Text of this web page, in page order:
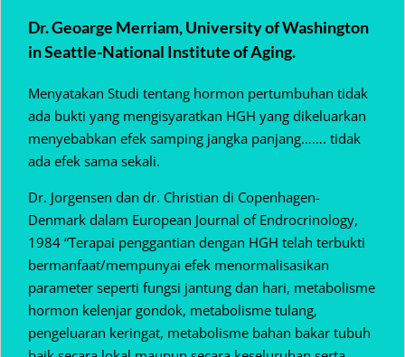
Dr. Geoarge Merriam, University of Washington
in Seattle-National Institute of Aging.
Menyatakan Studi tentang hormon pertumbuhan tidak
ada bukti yang mengisyaratkan HGH yang dikeluarkan
menyebabkan efek samping jangka panjang……. tidak
ada efek sama sekali.
Dr. Jorgensen dan dr. Christian di Copenhagen-
Denmark dalam European Journal of Endrocrinology,
1984 “Terapai penggantian dengan HGH telah terbukti
bermanfaat/mempunyai efek menormalisasikan
parameter seperti fungsi jantung dan hari, metabolisme
hormon kelenjar gondok, metabolisme tulang,
pengeluaran keringat, metabolisme bahan bakar tubuh